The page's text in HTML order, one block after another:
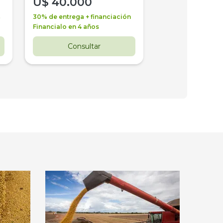
30% de entrega + financiación
Financialo en 4 años
Consultar